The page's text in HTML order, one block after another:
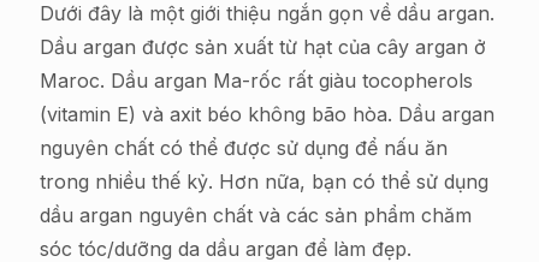
Dưới đây là một giới thiệu ngắn gọn về dầu argan.
Dầu argan được sản xuất từ hạt của cây argan ở
Maroc. Dầu argan Ma-rốc rất giàu tocopherols
(vitamin E) và axit béo không bão hòa. Dầu argan
nguyên chất có thể được sử dụng để nấu ăn
trong nhiều thế kỷ. Hơn nữa, bạn có thể sử dụng
dầu argan nguyên chất và các sản phẩm chăm
sóc tóc/dưỡng da dầu argan để làm đẹp.